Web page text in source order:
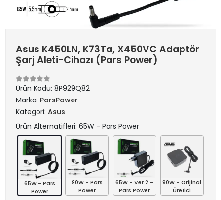
Asus K450LN, K73Ta, X450VC Adaptör
Şarj Aleti-Cihazı (Pars Power)
Ürün Kodu: 8P929Q82
Marka: ParsPower
Kategori: Asus
Ürün Alternatifleri: 65W - Pars Power
65W - Pars
Power
90W - Pars
Power
65W - Ver.2 -
Pars Power
90W - Orijinal
Üretici